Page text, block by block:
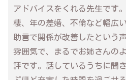
アドバイスをくれる先生です
棲、年の差婚、不倫など幅広
助言で関係が改善したという
雰囲気で、まるでお姉さんの
評です。話しているうちに聞